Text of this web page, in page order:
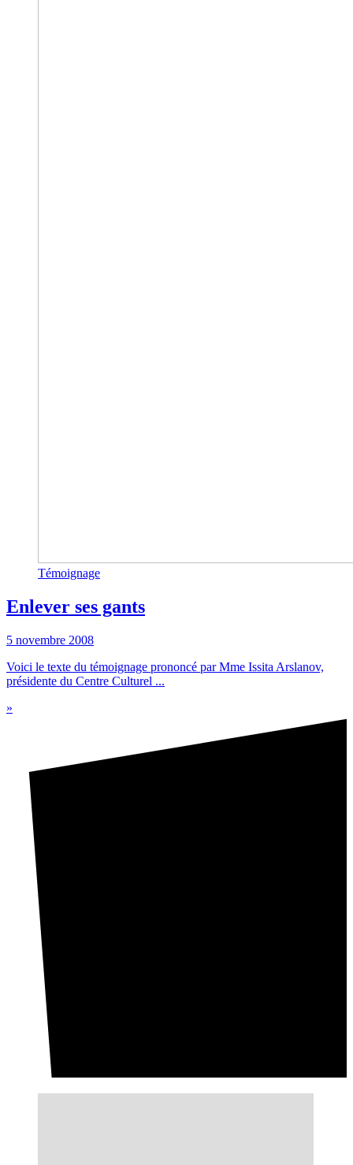
Témoignage
Enlever ses gants
5 novembre 2008
Voici le texte du témoignage prononcé par Mme Issita Arslanov,
présidente du Centre Culturel ...
»